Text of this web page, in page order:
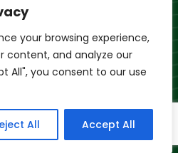
your browsing experience,
content, and analyze our
All", you consent to our use
All Accept All
sd-